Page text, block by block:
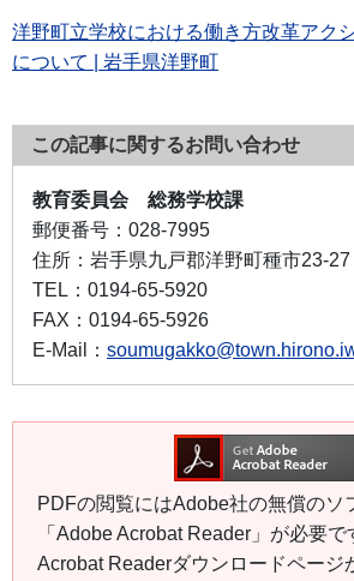
洋野町立学校における働き方改革アク
について | 岩手県洋野町
この記事に関するお問い合わせ
教育委員会 総務学校課
郵便番号： 028-7995
住所： 岩手県九戸郡洋野町種市23-
TEL： 0194-65-5920
FAX： 0194-65-5926
E-Mail：
PDFの閲覧にはAdobe社の無償のソ
「Adobe Acrobat Reader」が必要
Acrobat Readerダウンロードページ